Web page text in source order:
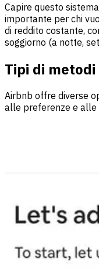
Capire questo
importante per chi
di reddito costante,
soggiorno (a notte,
Tipi di
Airbnb offre diverse
alle preferenze e alle